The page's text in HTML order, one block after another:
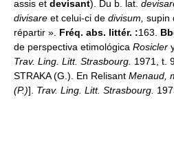
assis et devisant). Du b. lat.
divisare et celui-ci de divisum, supin
répartir ». Fréq. abs. littér. :163.
de perspectiva etimológica Rosicler
Trav. Ling. Litt. Strasbourg. 1971, t.
STRAKA (G.). En Relisant Menaud,
(P.)]. Trav. Ling. Litt. Strasbourg.